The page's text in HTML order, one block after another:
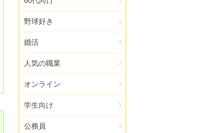
野球好き
婚活
人気の職業
オンライン
学生向け
公務員